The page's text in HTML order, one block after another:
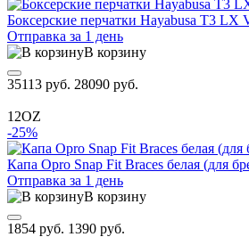
Боксерские перчатки Hayabusa T3 LX
Отправка за 1 день
В корзину
35113 руб. 28090 руб.
12OZ
-25%
Капа Opro Snap Fit Braces белая (для
Отправка за 1 день
В корзину
1854 руб. 1390 руб.